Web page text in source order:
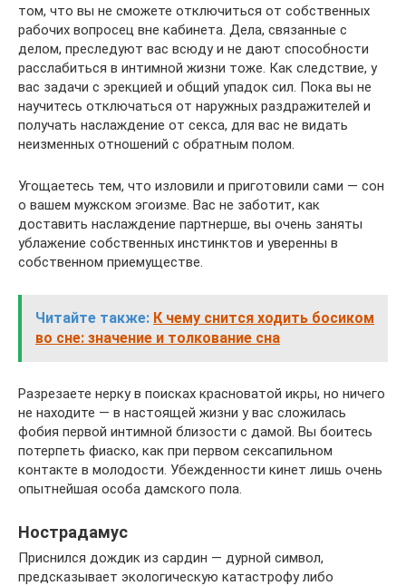
том, что вы не сможете отключиться от собственных
рабочих вопросец вне кабинета. Дела, связанные с
делом, преследуют вас всюду и не дают способности
расслабиться в интимной жизни тоже. Как следствие, у
вас задачи с эрекцией и общий упадок сил. Пока вы не
научитесь отключаться от наружных раздражителей и
получать наслаждение от секса, для вас не видать
неизменных отношений с обратным полом.
Угощаетесь тем, что изловили и приготовили сами — сон
о вашем мужском эгоизме. Вас не заботит, как
доставить наслаждение партнерше, вы очень заняты
ублажение собственных инстинктов и уверенны в
собственном приемуществе.
Читайте также: К чему снится ходить босиком
во сне: значение и толкование сна
Разрезаете нерку в поисках красноватой икры, но ничего
не находите — в настоящей жизни у вас сложилась
фобия первой интимной близости с дамой. Вы боитесь
потерпеть фиаско, как при первом сексапильном
контакте в молодости. Убежденности кинет лишь очень
опытнейшая особа дамского пола.
Нострадамус
Приснился дождик из сардин — дурной символ,
предсказывает экологическую катастрофу либо